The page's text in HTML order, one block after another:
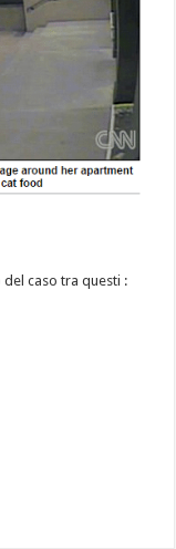
caso tra questi :